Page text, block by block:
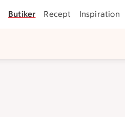
Butiker Recept Inspiration